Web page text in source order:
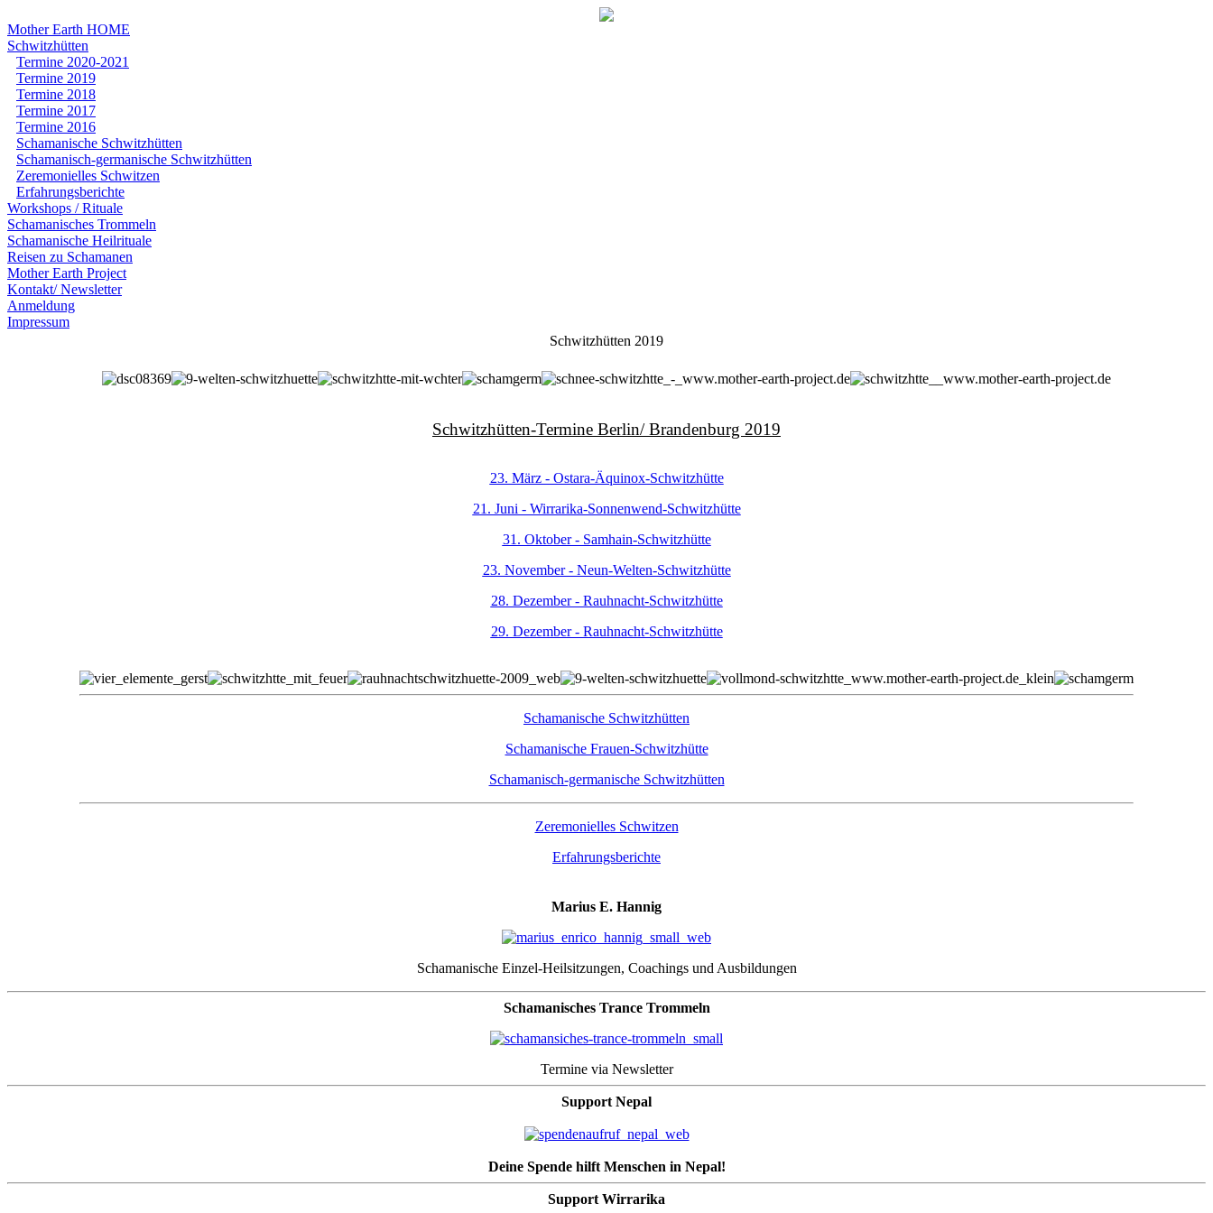
Mother Earth HOME
Schwitzhütten
Termine 2020-2021
Termine 2019
Termine 2018
Termine 2017
Termine 2016
Schamanische Schwitzhütten
Schamanisch-germanische Schwitzhütten
Zeremonielles Schwitzen
Erfahrungsberichte
Workshops / Rituale
Schamanisches Trommeln
Schamanische Heilrituale
Reisen zu Schamanen
Mother Earth Project
Kontakt/ Newsletter
Anmeldung
Impressum
Schwitzhütten 2019
Schwitzhütten-Termine Berlin/ Brandenburg 2019
23. März - Ostara-Äquinox-Schwitzhütte
21. Juni - Wirrarika-Sonnenwend-Schwitzhütte
31. Oktober - Samhain-Schwitzhütte
23. November - Neun-Welten-Schwitzhütte
28. Dezember - Rauhnacht-Schwitzhütte
29. Dezember - Rauhnacht-Schwitzhütte
Schamanische Schwitzhütten
Schamanische Frauen-Schwitzhütte
Schamanisch-germanische Schwitzhütten
Zeremonielles Schwitzen
Erfahrungsberichte
Marius E. Hannig
Schamanische Einzel-Heilsitzungen, Coachings und Ausbildungen
Schamanisches Trance Trommeln
Termine via Newsletter
Support Nepal
Deine Spende hilft Menschen in Nepal!
Support Wirrarika